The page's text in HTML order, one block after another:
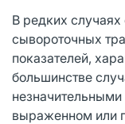
В редких
сывороточных
показателей,
большинстве
выраженном или